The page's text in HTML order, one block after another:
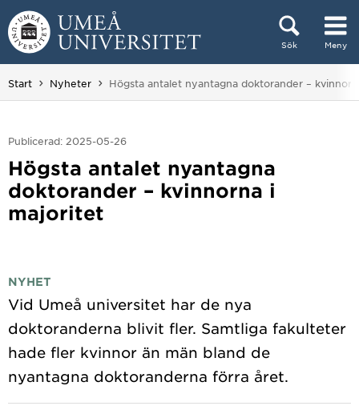
Hoppa direkt till innehållet
Sök Meny
Huvudmenyn dold.
Start Nyheter Du är här:
Högsta antalet nyantagna doktorander –
Publicerad: 2025-05-26
Högsta antalet nyantagna
doktorander – kvinnorna i
majoritet
NYHET
Vid Umeå universitet har de nya
doktoranderna blivit fler. Samtliga fakulteter
hade fler kvinnor än män bland de